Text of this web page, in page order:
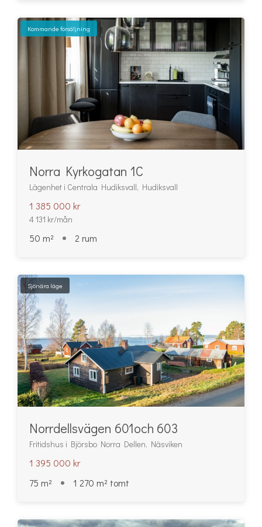
Kommande försäljning
Norra Kyrkogatan 1C
Lägenhet i Centrala Hudiksvall, Hudiksvall
1 385 000 kr
4 131 kr/mån
50 m² 2 rum
Sjönära läge
Norrdellsvägen 601och 603
Fritidshus i Björsbo Norra Dellen, Näsviken
1 395 000 kr
75 m²
1 270 m² tomt